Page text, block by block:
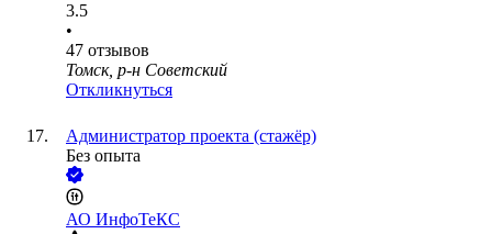
3.5
•
47 отзывов
Томск, р-н Советский
Откликнуться
Администратор проекта (стажёр)
Без опыта
АО ИнфоТеКС